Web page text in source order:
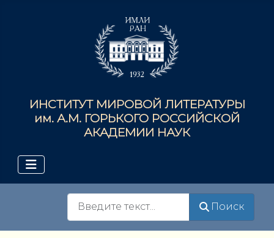
ИНСТИТУТ МИРОВОЙ ЛИТЕРАТУРЫ
им. А.М. ГОРЬКОГО РОССИЙСКОЙ
АКАДЕМИИ НАУК
Поиск